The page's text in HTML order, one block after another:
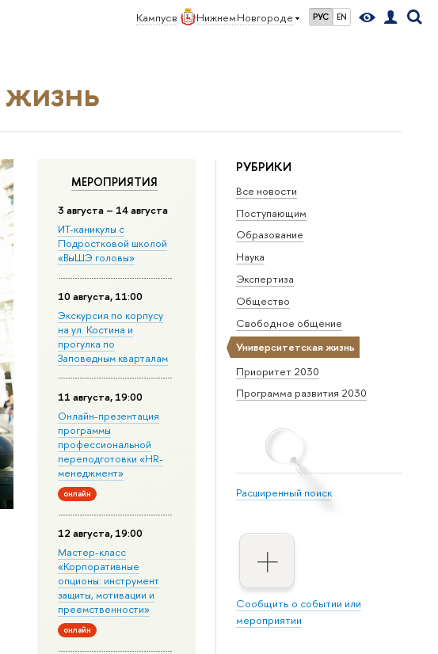
Кампус в Нижнем Новгороде РУС EN
РУБРИКИ
Все новости
Поступающим
Образование
Наука
Экспертиза
Общество
Свободное общение
Университетская жизнь
Приоритет 2030
Программа развития 2030
Расширенный поиск
Сообщить о событии или
мероприятии
МЕРОПРИЯТИЯ
3 августа – 14 августа
ИТ-каникулы с
Подростковой школой
«ВыШЭ головы»
10 августа, 11:00
Экскурсия по корпусу
на ул. Костина и
прогулка по
Заповедным кварталам
11 августа, 19:00
Онлайн-презентация
программы
профессиональной
переподготовки «HR-
менеджмент»
онлайн
12 августа, 19:00
Мастер-класс
«Корпоративные
опционы: инструмент
защиты, мотивации и
преемственности»
онлайн